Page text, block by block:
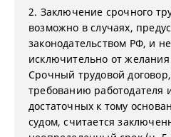
2. Заключение срочного
возможно в случаях,
законодательством РФ, и
исключительно от желания
Срочный трудовой
требованию работодателя
достаточных к тому
судом, считается